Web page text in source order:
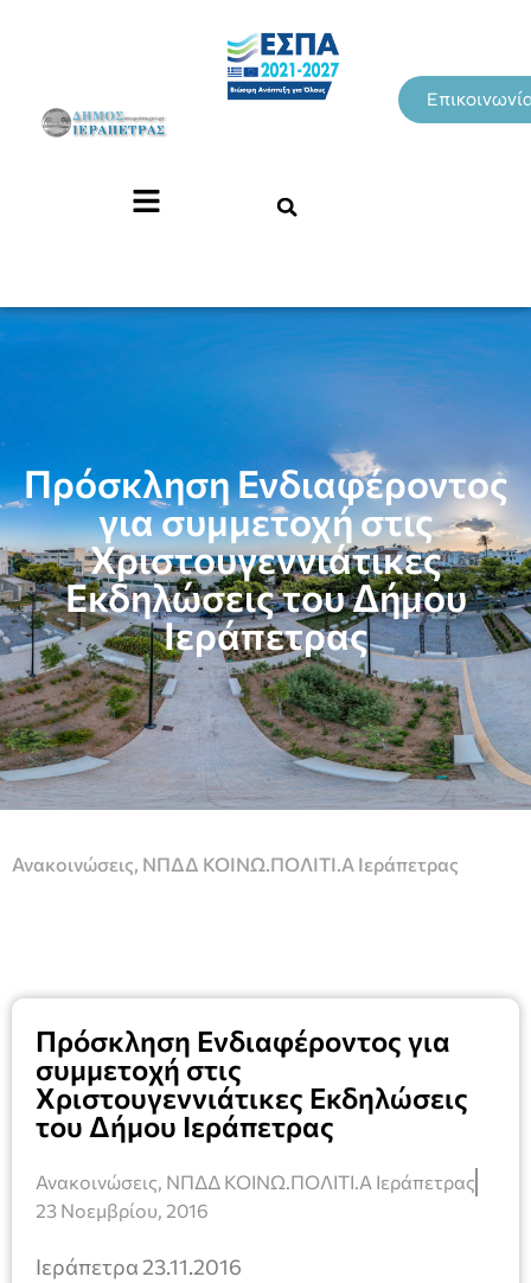
Πρόσκληση Ενδιαφέροντος
για συμμετοχή στις
Χριστουγεννιάτικες
Εκδηλώσεις του Δήμου
Ιεράπετρας
Ανακοινώσεις ΝΠΔΔ ΚΟΙΝΩ.ΠΟΛΙΤΙ.Α Ιεράπετρας
Πρόσκληση Ενδιαφέροντος για
συμμετοχή στις
Χριστουγεννιάτικες Εκδηλώσεις
του Δήμου Ιεράπετρας
Ανακοινώσεις ΝΠΔΔ ΚΟΙΝΩ.ΠΟΛΙΤΙ.Α Ιεράπετρας
23 Νοεμβρίου, 2016
Ιεράπετρα 23.11.2016